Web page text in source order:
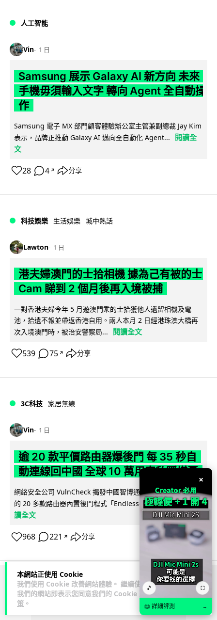
本網站正使用 Cookie
我們使用 Cookie 改善網站體驗。 繼續使用
我們的網站即表示您同意我們的 Cookie 政
策 。
人工智能
Vin 1 日
Samsung 展示 Galaxy AI 新方向 未來
手機毋須輸入文字 轉向 Agent 全自動操
作
Samsung 電子 MX 部門顧客體驗辦公室主管兼副總裁 Jay Kim
表示，品牌正推動 Galaxy AI 邁向全自動化 Agent...
閱讀全
文
28 4 ↗ 分享
科技娛樂 生活娛樂 城中熱話
Lawton 1 日
港夫婦澳門的士拾相機 據為己有被的士
Cam 睇到 2 個月後再入境被捕
一對香港夫婦今年 5 月遊澳門乘的士拾獲他人遺留相機及電
池，拾遺不報並帶返香港自用。兩人本月 2 日經港珠澳大橋再
次入境澳門時，被治安警察局...
閱讀全文
539 75 ↗ 分享
3C科技 家居無線
Vin 1 日
逾 20 款平價路由器爆後門 每 35 秒自
動連線回中國 全球 10 萬用家私隱堪憂
網絡安全公司 VulnCheck 揭發中國智博通電子（Zbtlink）生產
的 20 多款路由器內置後門程式「Endlessdoors」（無盡... 閱
讀全文
968 221 ↗ 分享
ADVERTISEMENT
×
🎵 ⛶
📖 詳細評測 →